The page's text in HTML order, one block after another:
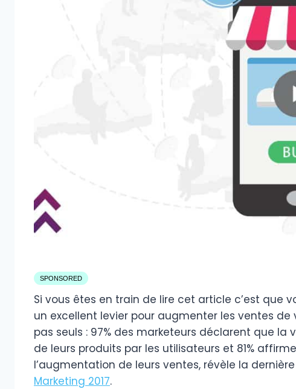
SPONSORED
Si vous êtes en train de lire cet article c’est que
un excellent levier pour augmenter les ventes de
pas seuls : 97% des marketeurs déclarent que
de leurs produits par les utilisateurs et 81%
l’augmentation de leurs ventes, révèle la
Marketing 2017.